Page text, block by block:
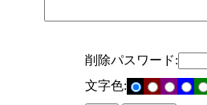
削除パスワード:
文字色: